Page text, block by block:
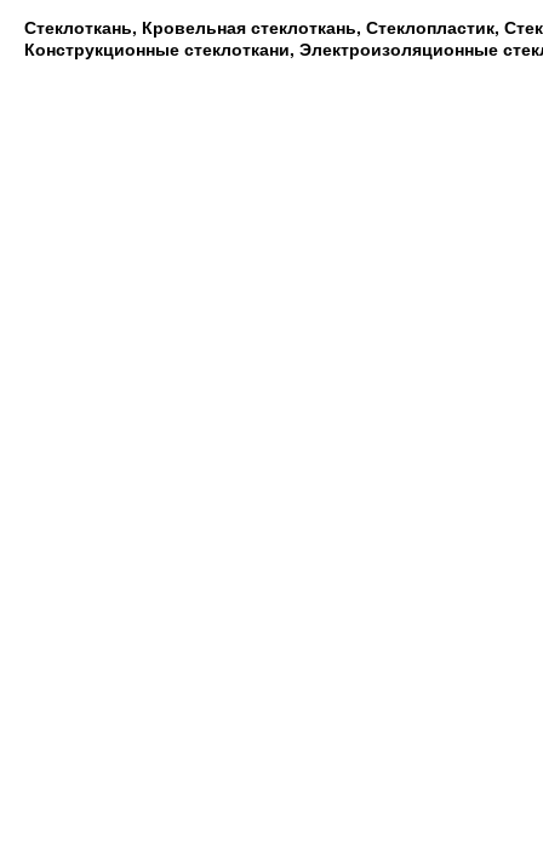
Стеклоткань, Кровельная стеклоткань, Стеклопластик,
Конструкционные стеклоткани, Электроизоляционные